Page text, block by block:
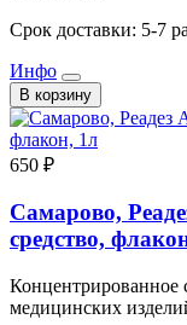
Срок доставки: 5-7
Инфо
В корзину
650 ₽
Самарово,
средство,
Концентрированное
медицинских